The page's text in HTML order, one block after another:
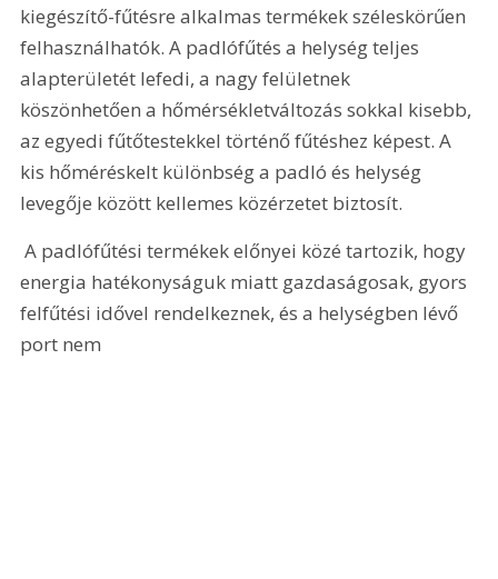
kiegészítő-fűtésre alkalmas termékek széleskörűen
felhasználhatók. A padlófűtés a helység teljes
alapterületét lefedi, a nagy felületnek
köszönhetően a hőmérsékletváltozás sokkal kisebb,
az egyedi fűtőtestekkel történő fűtéshez képest. A
kis hőméréskelt különbség a padló és helység
levegője között kellemes közérzetet biztosít.
A padlófűtési termékek előnyei közé tartozik, hogy
energia hatékonyságuk miatt gazdaságosak, gyors
felfűtési idővel rendelkeznek, és a helységben lévő
port nem